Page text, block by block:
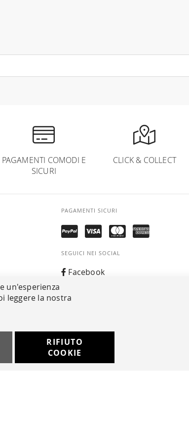
PAGAMENTI COMODI E
SICURI
CLICK & COLLECT
PAGAMENTI SICURI
SEGUICI NEI SOCIAL
Facebook
Whatsapp
un'esperienza
leggere la nostra
RIFIUTO
COOKIE